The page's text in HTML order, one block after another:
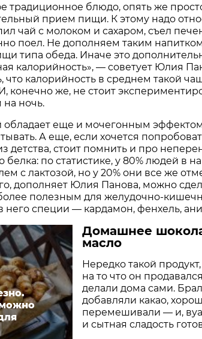
традиционное блюдо, опять же
прием пищи. К этому надо
чай с молоком и сахаром, съел
поел. Не дополняем таким
типа обеда. Иначе это
калорийность», — советует Юлия
что калорийность в среднем такой
конечно же, не стоит
на ночь.
обладает еще и мочегонным
А еще, если хочется
детства, стоит помнить и про
белка: по статистике, у 80% людей в
с лактозой, но у 20% они все же
дополняет Юлия Панова, можно
полезным для желудочно-
него специи — кардамон, фенхель,
Домашнее
масло
Нередко такой
на то что он
делали дома сами.
добавляли какао,
перемешивали — и,
и сытная сладость